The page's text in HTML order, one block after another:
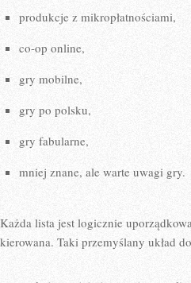
produkcje z mikropłatnościami,
co-op online,
gry mobilne,
gry po polsku,
gry fabularne,
mniej znane, ale warte uwagi gry.
Każda lista jest logicznie
kierowana. Taki przemyślany układ